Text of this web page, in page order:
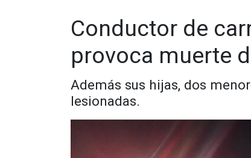
Conductor de
provoca muerte
Además sus hijas, dos
lesionadas.